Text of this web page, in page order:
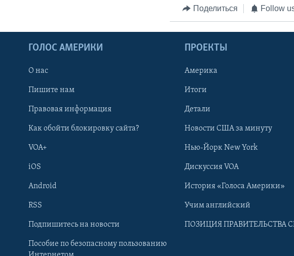
Learning English
Поделиться Follow
ГОЛОС АМЕРИКИ
О нас
Пишите нам
Правовая информация
Как обойти блокировку сайта?
VOA+
iOS
Android
RSS
Подпишитесь на новости
Пособие по безопасному пользованию
ПРОЕКТЫ
Америка
Итоги
Детали
Новости США за минуту
Нью-Йорк New York
Дискуссия VOA
История «Голоса Америки»
Учим английский
ПОЗИЦИЯ ПРАВИТЕЛЬСТВА